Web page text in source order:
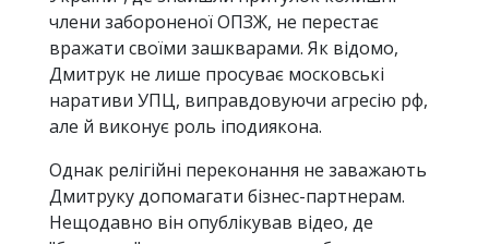
члени забороненої ОПЗЖ, не перестає
вражати своїми зашкварами. Як відомо,
Дмитрук не лише просуває московські
наративи УПЦ, виправдовуючи агресію рф,
але й виконує роль іподиякона.
Однак релігійні переконання не заважають
Дмитруку допомагати бізнес-партнерам.
Нещодавно він опублікував відео, де